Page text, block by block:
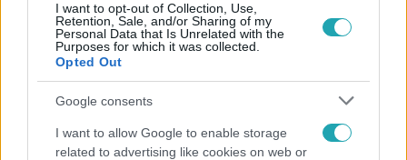
I want to opt-out of Collection, Use,
Retention, Sale, and/or Sharing of my
Personal Data that Is Unrelated with the
Purposes for which it was collected.
Opted Out
Google consents
I want to allow Google to enable storage
related to advertising like cookies on web or